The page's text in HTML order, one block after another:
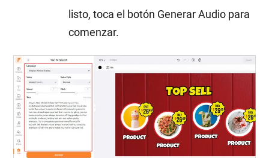
listo, toca el botón Generar Audio para
comenzar.